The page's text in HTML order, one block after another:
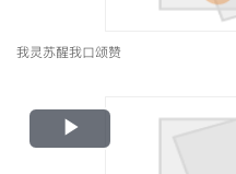
我灵苏醒我口颂赞
Play
Video